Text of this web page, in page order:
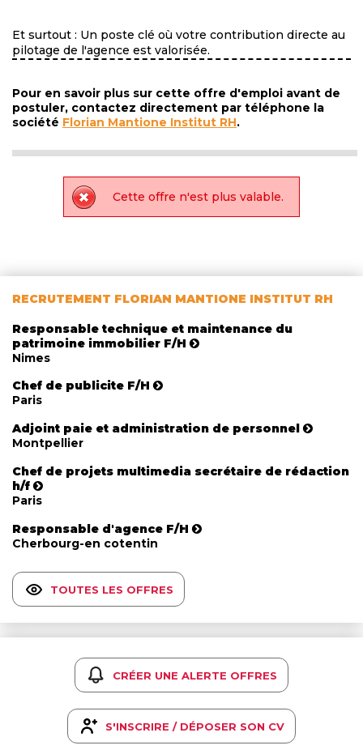
Et surtout : Un poste clé où votre contribution directe au
pilotage de l'agence est valorisée.
Pour en savoir plus sur cette offre d'emploi avant de
postuler, contactez directement par téléphone la
société Florian Mantione Institut RH.
Cette offre n'est plus valable.
RECRUTEMENT FLORIAN MANTIONE INSTITUT RH
Responsable technique et maintenance du
patrimoine immobilier F/H
Nimes
Chef de publicite F/H
Paris
Adjoint paie et administration de personnel
Montpellier
Chef de projets multimedia secrétaire de rédaction
h/f
Paris
Responsable d'agence F/H
Cherbourg-en cotentin
TOUTES LES OFFRES
CRÉER UNE ALERTE OFFRES
S'INSCRIRE / DÉPOSER SON CV